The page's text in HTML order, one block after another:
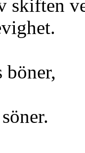
skiften
böner,